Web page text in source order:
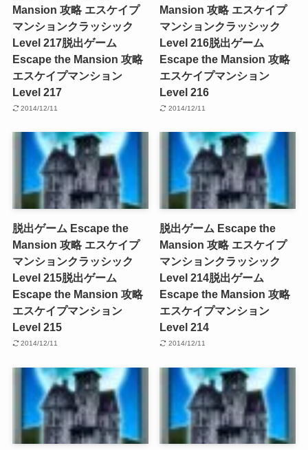
Mansion 攻略 エスケイプ
マンションクラッシック
Level 217脱出ゲーム
Escape the Mansion 攻略
エスケイプマンション
Level 217
2014/12/11
Mansion 攻略 エスケイプ
マンションクラッシック
Level 216脱出ゲーム
Escape the Mansion 攻略
エスケイプマンション
Level 216
2014/12/11
脱出ゲーム Escape the
Mansion 攻略 エスケイプ
マンションクラッシック
Level 215脱出ゲーム
Escape the Mansion 攻略
エスケイプマンション
Level 215
2014/12/11
脱出ゲーム Escape the
Mansion 攻略 エスケイプ
マンションクラッシック
Level 214脱出ゲーム
Escape the Mansion 攻略
エスケイプマンション
Level 214
2014/12/11